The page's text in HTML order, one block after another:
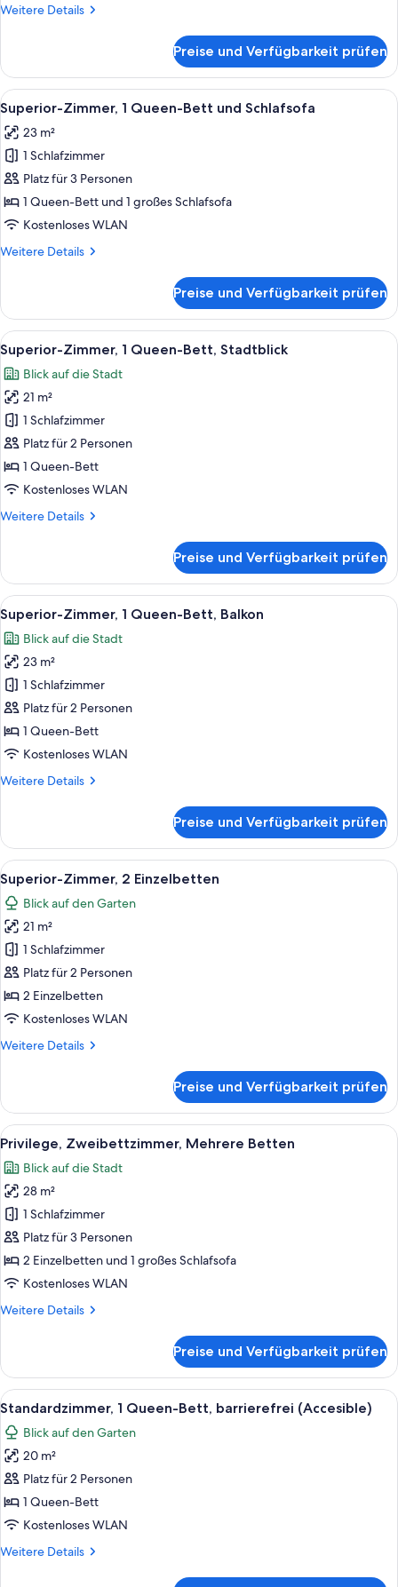
Weitere Details
Weitere
1
Queen-
Bett
Preise und Verfügbarkeit prüfen
Alle
Fotos
für
Superior-
Zimmer,
1 Queen-
Bett
Schlafsofa
Ein modernes Hotelzimmer mit Bett,
9
Superior-Zimmer, 1 Queen-Bett und Schlafsofa
23 m²
1 Schlafzimmer
Platz für 3 Personen
1 Queen-Bett und 1 großes Schlafsofa
Kostenloses WLAN
Weitere Details
Weitere
Zimmer,
1 Queen-
Bett
und
Schlafsofa
Preise und Verfügbarkeit prüfen
Alle
Fotos
für
Superior-
Zimmer,
1
Queen-
Bett,
anzeigen
Ein Hotelzimmer mit einem Bett,
10
Superior-Zimmer, 1 Queen-Bett, Stadtblick
Blick auf die Stadt
21 m²
1 Schlafzimmer
Platz für 2 Personen
1 Queen-Bett
Kostenloses WLAN
Weitere Details
Weitere
Zimmer,
Queen-
Bett,
Stadtblick
Preise und Verfügbarkeit prüfen
Alle
Fotos
für
Superior-
Zimmer,
1
Queen-
Bett,
anzeigen
Ein Hotelzimmer mit Bett, Sessel,
10
Superior-Zimmer, 1 Queen-Bett, Balkon
Blick auf die Stadt
23 m²
1 Schlafzimmer
Platz für 2 Personen
1 Queen-Bett
Kostenloses WLAN
Weitere Details
Weitere
Zimmer,
Queen-
Bett,
Balkon
Preise und Verfügbarkeit prüfen
Alle
Fotos
für
Superior-
Zimmer,
2 Einzelbetten
anzeigen
Ein Hotelzimmer mit Bett,
10
Superior-Zimmer, 2 Einzelbetten
Blick auf den Garten
21 m²
1 Schlafzimmer
Platz für 2 Personen
2 Einzelbetten
Kostenloses WLAN
Weitere Details
Weitere
Zimmer,
2 Einzelbetten
Preise und Verfügbarkeit prüfen
Alle
Fotos
für
Privilege,
Zweibettzimmer,
Mehrere
Betten
anzeigen
Ein Hotelzimmer mit zwei Betten,
9
Privilege, Zweibettzimmer, Mehrere Betten
Blick auf die Stadt
28 m²
1 Schlafzimmer
Platz für 3 Personen
2 Einzelbetten und 1 großes Schlafsofa
Kostenloses WLAN
Weitere Details
Weitere
Zweibettzimmer,
Mehrere
Betten
Preise und Verfügbarkeit prüfen
Alle
Fotos
für
Standardzimmer,
1
Queen-
Bett,
(Accesible)
Ein Hotelzimmer mit Bett,
14
Standardzimmer, 1 Queen-Bett, barrierefrei (Accesible)
Blick auf den Garten
20 m²
Platz für 2 Personen
1 Queen-Bett
Kostenloses WLAN
Weitere Details
Weitere